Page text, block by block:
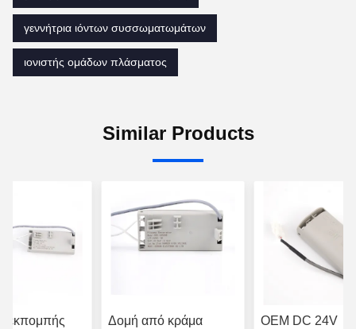
γεννήτρια ιόντων συσσωματωμάτων
ιονιστής ομάδων πλάσματος
Similar Products
εκπομπής
Δομή από κράμα
OEM DC 24V